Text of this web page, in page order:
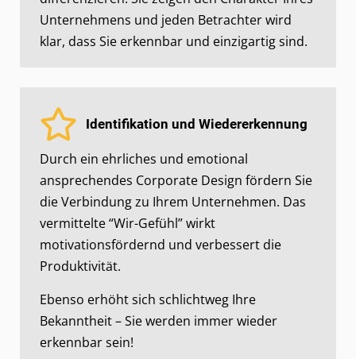
Unternehmens und jeden Betrachter wird
klar, dass Sie erkennbar und einzigartig sind.
Identifikation und Wiedererkennung
Durch ein ehrliches und emotional
ansprechendes Corporate Design fördern Sie
die Verbindung zu Ihrem Unternehmen. Das
vermittelte “Wir-Gefühl” wirkt
motivationsfördernd und verbessert die
Produktivität.
Ebenso erhöht sich schlichtweg Ihre
Bekanntheit – Sie werden immer wieder
erkennbar sein!